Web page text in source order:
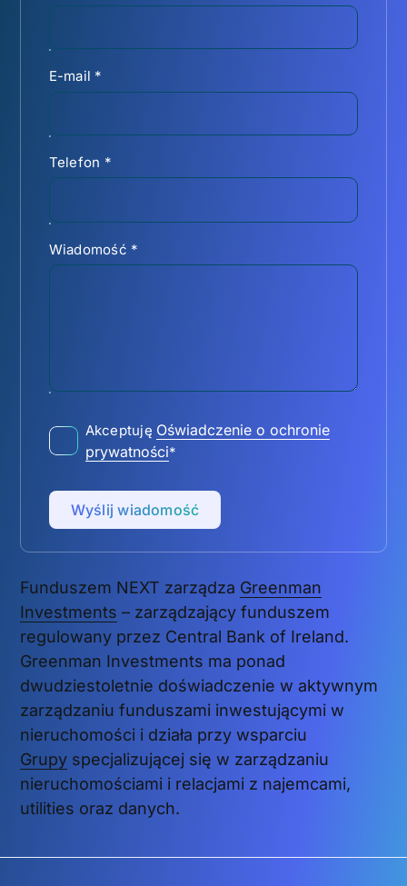
E-mail *
Telefon *
Wiadomość *
Akceptuję Oświadczenie o ochronie
prywatności*
Wyślij wiadomość
Funduszem NEXT zarządza Greenman
Investments – zarządzający funduszem
regulowany przez Central Bank of Ireland.
Greenman Investments ma ponad
dwudziestoletnie doświadczenie w aktywnym
zarządzaniu funduszami inwestującymi w
nieruchomości i działa przy wsparciu
Grupyspecjalizującej się w zarządzaniu
nieruchomościami i relacjami z najemcami,
utilities oraz danych.